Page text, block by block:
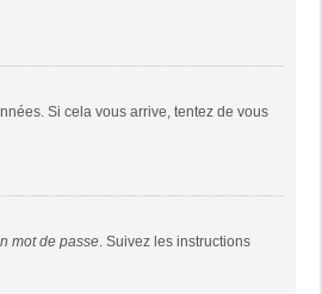
Si cela vous arrive, tentez de vous
mot de passe. Suivez les instructions